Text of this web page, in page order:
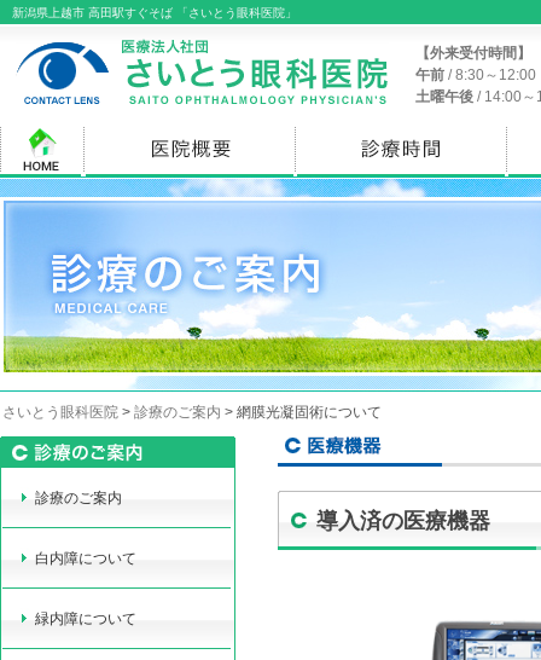
新潟県上越市 高田駅すぐそば 「さいとう眼科医院」
【外来受付時間】
午前 / 8:30～
土曜午後 / 14:00
さいとう眼科医院 > 診療のご案内 > 網膜光凝固術について
導入済の医療機器
診療のご案内
白内障について
緑内障について